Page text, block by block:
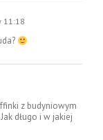
11:18
z budyniowym
długo i w jakiej